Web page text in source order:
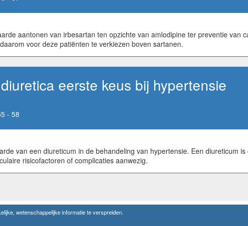
aantonen van irbesartan ten opzichte van amlodipine ter preventie van
voor deze patiënten te verkiezen boven sartanen.
eerste keus bij hypertensie
- 58
van een diureticum in de behandeling van hypertensie. Een diureticum
risicofactoren of complicaties aanwezig.
wetenschappelijke informatie te verspreiden.